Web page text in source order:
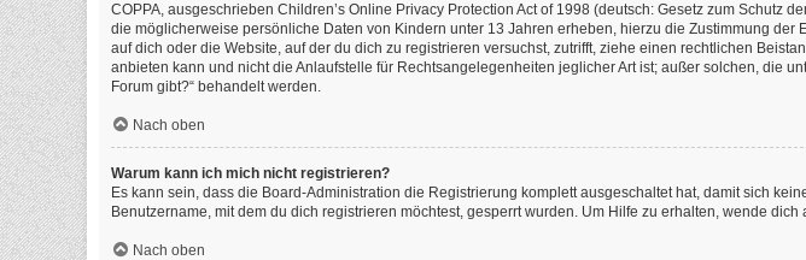
COPPA, ausgeschrieben Children’s Online Privacy Protection Act of 1998 (deutsch: Gesetz zum Schutz
die möglicherweise persönliche Daten von Kindern unter 13 Jahren erheben, hierzu die Zustimmung
auf dich oder die Website, auf der du dich zu registrieren versuchst, zutrifft, ziehe einen rechtlichen
anbieten kann und nicht die Anlaufstelle für Rechtsangelegenheiten jeglicher Art ist; außer solchen, die
Forum gibt?“ behandelt werden.
Nach oben
Warum kann ich mich nicht registrieren?
Es kann sein, dass die Board-Administration die Registrierung komplett ausgeschaltet hat, damit sich
Benutzername, mit dem du dich registrieren möchtest, gesperrt wurden. Um Hilfe zu erhalten, wende
Nach oben